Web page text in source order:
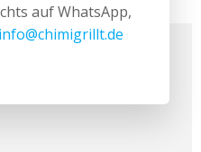
auf WhatsApp,
info@chimigrillt.de